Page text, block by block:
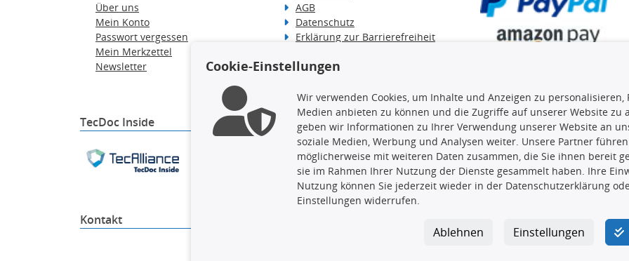
Über uns
Mein Konto
Passwort vergessen
Mein Merkzettel
Newsletter
AGB
Datenschutz
Erklärung zur Barrierefreiheit
Widerrufsbelehrung
TecDoc Inside
Die hier angezeigten Daten, insbesondere die gesamte Datenbank, dürfen nicht kopiert
gesamte Datenbank ohne vorherige Zustimmung TecDocs zu vervielfältigen, zu
ausführen zu lassen. Ein Zuwiderhandeln stellt eine Urheberrechtsverletzung dar und
Kontakt
Cookie-Einstellungen
Wir verwenden Cookies, um Inhalte und Anzeigen zu
Medien anbieten zu können und die Zugriffe auf unserer Website zu
geben wir Informationen zu Ihrer Verwendung unserer Website an
soziale Medien, Werbung und Analysen weiter. Unsere Partner
möglicherweise mit weiteren Daten zusammen, die Sie ihnen bereit
sie im Rahmen Ihrer Nutzung der Dienste gesammelt haben. Ihre
Nutzung können Sie jederzeit wieder in der Datenschutzerklärung
Einstellungen widerrufen.
Einstellungen
Ablehnen